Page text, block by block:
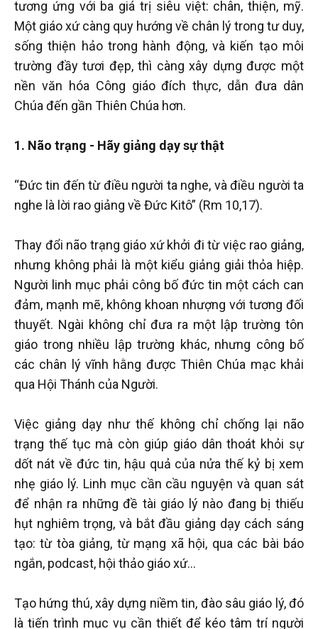
tương ứng với ba giá trị siêu việt: chân, thiện, mỹ.
Một giáo xứ càng quy hướng về chân lý trong tư duy,
sống thiện hảo trong hành động, và kiến tạo môi
trường đầy tươi đẹp, thì càng xây dựng được một
nền văn hóa Công giáo đích thực, dẫn đưa dân
Chúa đến gần Thiên Chúa hơn.
1. Não trạng - Hãy giảng dạy sự thật
“Đức tin đến từ điều người ta nghe, và điều người ta
nghe là lời rao giảng về Đức Kitô” (Rm 10,17).
Thay đổi não trạng giáo xứ khởi đi từ việc rao giảng,
nhưng không phải là một kiểu giảng giải thỏa hiệp.
Người linh mục phải công bố đức tin một cách can
đảm, mạnh mẽ, không khoan nhượng với tương đối
thuyết. Ngài không chỉ đưa ra một lập trường tôn
giáo trong nhiều lập trường khác, nhưng công bố
các chân lý vĩnh hằng được Thiên Chúa mạc khải
qua Hội Thánh của Người.
Việc giảng dạy như thế không chỉ chống lại não
trạng thế tục mà còn giúp giáo dân thoát khỏi sự
dốt nát về đức tin, hậu quả của nửa thế kỷ bị xem
nhẹ giáo lý. Linh mục cần cầu nguyện và quan sát
để nhận ra những đề tài giáo lý nào đang bị thiếu
hụt nghiêm trọng, và bắt đầu giảng dạy cách sáng
tạo: từ tòa giảng, từ mạng xã hội, qua các bài báo
ngắn, podcast, hội thảo giáo xứ...
Tạo hứng thú, xây dựng niềm tin, đào sâu giáo lý, đó
là tiến trình mục vụ cần thiết để kéo tâm trí người